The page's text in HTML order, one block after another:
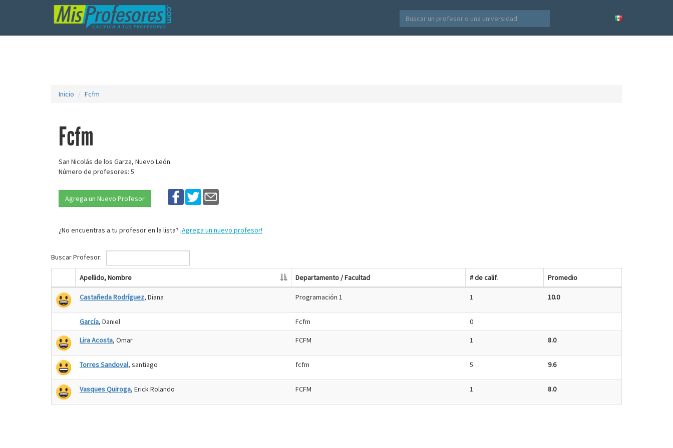
Inicio Fcfm
Fcfm
San Nicolás de los Garza, Nuevo León
Número de profesores: 5
Agrega un Nuevo Profesor
¿No encuentras a tu profesor en la lista? ¡Agrega un nuevo profesor!
Buscar Profesor:
Apellido, Nombre Departamento / Facultad # de calif. Promedio
Castañeda Rodríguez, Diana Programación 1 1 10.0
García, Daniel Fcfm 0
Lira Acosta, Omar FCFM 1 8.0
Torres Sandoval, santiago fcfm 5 9.6
Vasques Quiroga, Erick Rolando FCFM 1 8.0